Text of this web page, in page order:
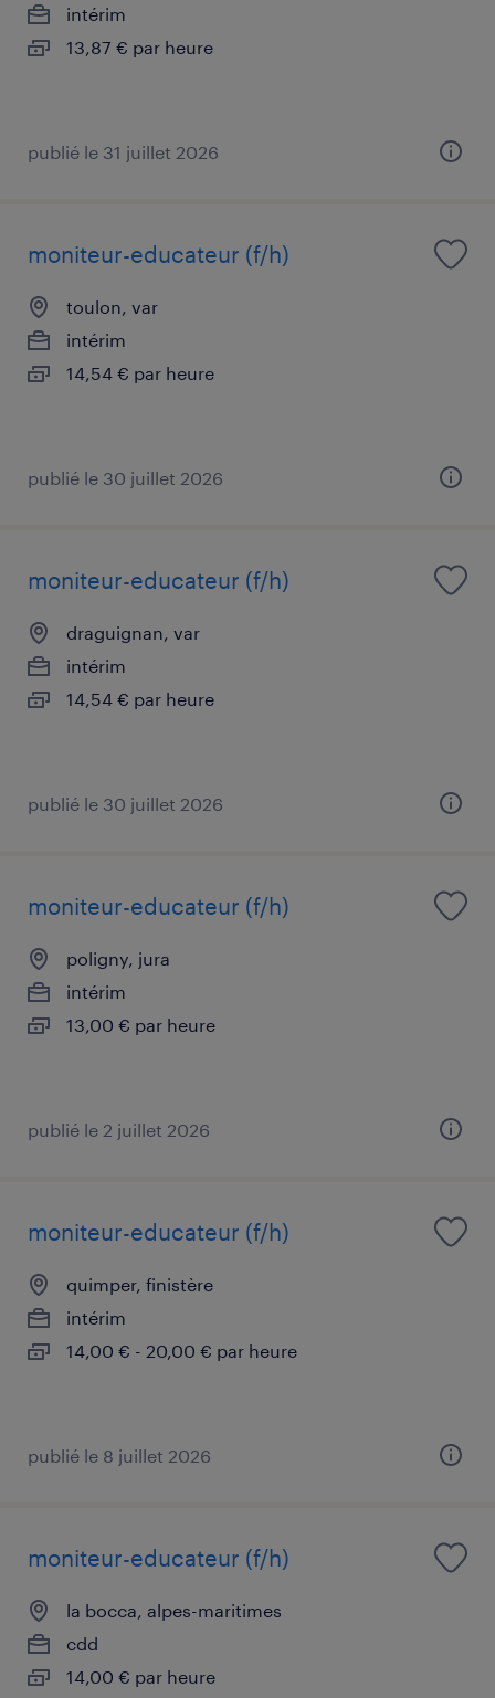
intérim
13,87 € par heure
publié le 31 juillet 2026
moniteur-educateur (f/h)
toulon, var
intérim
14,54 € par heure
publié le 30 juillet 2026
moniteur-educateur (f/h)
draguignan, var
intérim
14,54 € par heure
publié le 30 juillet 2026
moniteur-educateur (f/h)
poligny, jura
intérim
13,00 € par heure
publié le 2 juillet 2026
moniteur-educateur (f/h)
quimper, finistère
intérim
14,00 € - 20,00 € par heure
publié le 8 juillet 2026
moniteur-educateur (f/h)
la bocca, alpes-maritimes
cdd
14,00 € par heure